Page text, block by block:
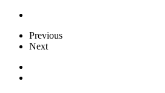
Previous
Next